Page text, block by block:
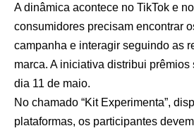
A dinâmica acontece no TikTok e
consumidores precisam encontrar
campanha e interagir seguindo as
marca. A iniciativa distribui
dia 11 de maio.
No chamado “Kit Experimenta”,
plataformas, os participantes